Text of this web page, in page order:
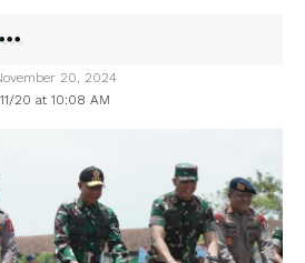
20 at 10:08 AM
20, 2024